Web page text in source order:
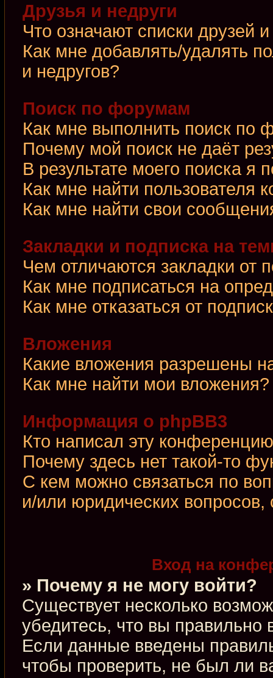
Друзья и недруги
Что означают списки друзей
Как мне добавлять/удалять
и недругов?
Поиск по форумам
Как мне выполнить поиск
Почему мой поиск не даёт
В результате моего поиска я
Как мне найти пользователя
Как мне найти свои
Закладки и подписка на
Чем отличаются закладки от
Как мне подписаться на
Как мне отказаться от
Вложения
Какие вложения разрешены
Как мне найти мои вложения?
Информация о phpBB3
Кто написал эту
Почему здесь нет такой-то
С кем можно связаться по
и/или юридических
Вход на
» Почему я не могу войти?
Существует несколько
убедитесь, что вы правильно
Если данные введены
чтобы проверить, не был ли